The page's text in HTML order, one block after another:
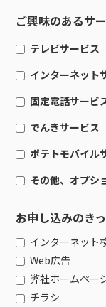
ポテトからの
イベントカレン
講座のご案内
NHK衛星受
機器⼀覧
Wi-Fiサービ
ポテトホーム
オプション
インターネ
基本料⾦・
オプションサ
auスマート
auまとめトー
ポテトスマ
料⾦プラン
機種⼀覧
オプションサ
でんき
でんきトップ
ポラリンで
ポテトでんき
ケーブルプラ
暮らしを快適に
暮らしを快
ポテトライフ
⽣活あんしん
みるプラス
障害情報
ご興味のあるサ
テレビサービス
ケーブルテ
4K標準STB
ケーブルプ
4Kブルーレ
インターネット
インターネ
i-フィルター
i-フィルタ
Wi-Fiサービ
メッシュ
ポテト防犯
固定電話サービ
ケーブルプラ
auスマート
でんきサービス
ポラリンでん
ポテトでん
ケーブルプ
ポテトモバイル
ポテトスマ
ポテトモバ
その他、オプシ
サポートパ
ポテトライ
ポテトライ
お申し込みのき
インターネット
Web広告
弊社ホームペー
チラシ